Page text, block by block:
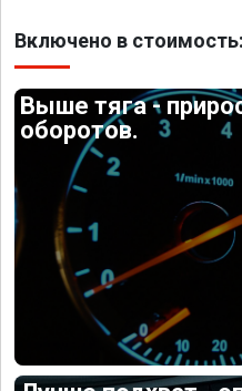
Включено в стоимость:
Выше тяга -
оборотов.